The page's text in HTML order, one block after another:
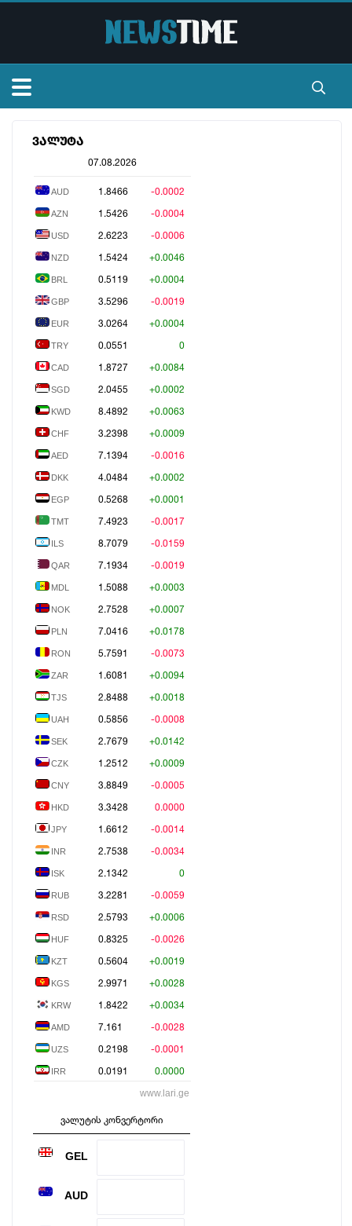
სიალხეები
ვიდეო
კონტაქტი
პოლიტიკა
ეკონომიკა
ტექნოლოგიები
მსოფლიო
სპორტი
კულტურა
სხვა
კრიმინალი
კონფლიქტი
AI-ს დრო
სოც. მედია
ვალუტა
07.08.2026
AUD 1.8466 -0.0002
AZN 1.5426 -0.0004
USD 2.6223 -0.0006
NZD 1.5424 +0.0046
BRL 0.5119 +0.0004
GBP 3.5296 -0.0019
EUR 3.0264 +0.0004
TRY 0.0551 0
CAD 1.8727 +0.0084
SGD 2.0455 +0.0002
KWD 8.4892 +0.0063
CHF 3.2398 +0.0009
AED 7.1394 -0.0016
DKK 4.0484 +0.0002
EGP 0.5268 +0.0001
TMT 7.4923 -0.0017
ILS 8.7079 -0.0159
QAR 7.1934 -0.0019
MDL 1.5088 +0.0003
NOK 2.7528 +0.0007
PLN 7.0416 +0.0178
RON 5.7591 -0.0073
ZAR 1.6081 +0.0094
TJS 2.8488 +0.0018
UAH 0.5856 -0.0008
SEK 2.7679 +0.0142
CZK 1.2512 +0.0009
CNY 3.8849 -0.0005
HKD 3.3428 0.0000
JPY 1.6612 -0.0014
INR 2.7538 -0.0034
ISK 2.1342 0
RUB 3.2281 -0.0059
RSD 2.5793 +0.0006
HUF 0.8325 -0.0026
KZT 0.5604 +0.0019
KGS 2.9971 +0.0028
KRW 1.8422 +0.0034
AMD 7.161 -0.0028
UZS 0.2198 -0.0001
IRR 0.0191 0.0000
www.lari.ge
ვალუტის კონვერტორი
GEL
AUD